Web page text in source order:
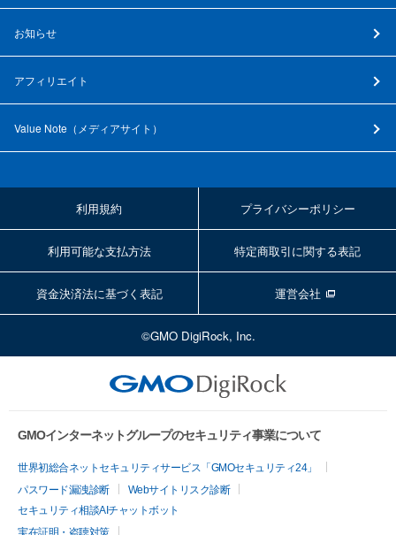
お知らせ
アフィリエイト
Value Note（ メディアサイト ）
利用規約 プライバシーポリシー
利用可能な支払方法 特定商取引に関する表記
資金決済法に基づく表記 運営会社
©GMO DigiRock, Inc.
GMOインターネットグループのセキュリティ事業について
世界初総合ネットセキュリティサービス「GMOセキュリティ24」
パスワード漏洩診断
Webサイトリスク診断
セキュリティ相談AIチャットボット
実在証明・盗聴対策